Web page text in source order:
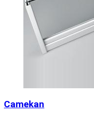
Camekan